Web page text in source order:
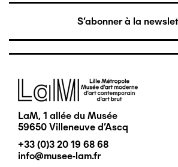
S'abonner à la
Image
LaM, 1 allée du Musée
59650 Villeneuve d'Ascq
+33 (0)3 20 19 68 68
info@musee-lam.fr